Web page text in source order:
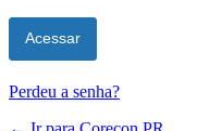
Perdeu a senha?